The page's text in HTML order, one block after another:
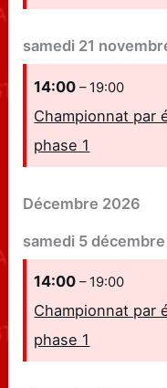
samedi 21
14:00– 19:00
Championnat par
phase 1
Décembre 2026
samedi 5 décembre
14:00– 19:00
Championnat par
phase 1